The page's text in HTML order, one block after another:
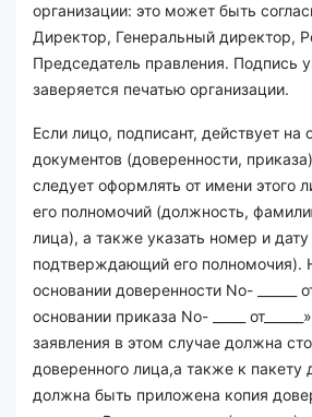
организации: это может быть
Директор, Генеральный директор,
Председатель правления. Подпись
заверяется печатью организации.
Если лицо, подписант, действует на
документов (доверенности,
следует оформлять от имени этого
его полномочий (должность,
лица), а также указать номер и
подтверждающий его полномочия).
основании доверенности No- ______
основании приказа No- _____
заявления в этом случае должна
доверенного лица,а также к пакету
должна быть приложена копия